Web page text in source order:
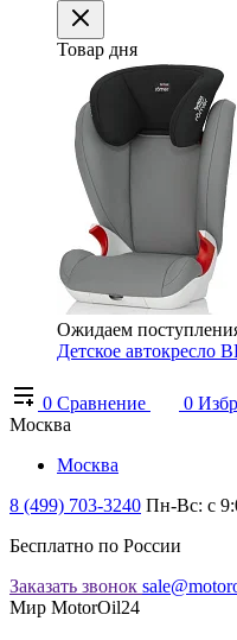
Товар дня
Ожидаем
Детское автокресло
0 Сравнение 0
Москва
Москва
8 (499) 703-3240 Пн-Вс: с
Бесплатно по России
Заказать звонок
Мир MotorOil24